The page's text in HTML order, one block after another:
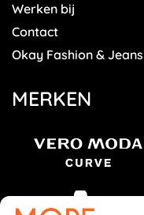
Werken bij
Contact
Okay Fashion & Jeans
MERKEN